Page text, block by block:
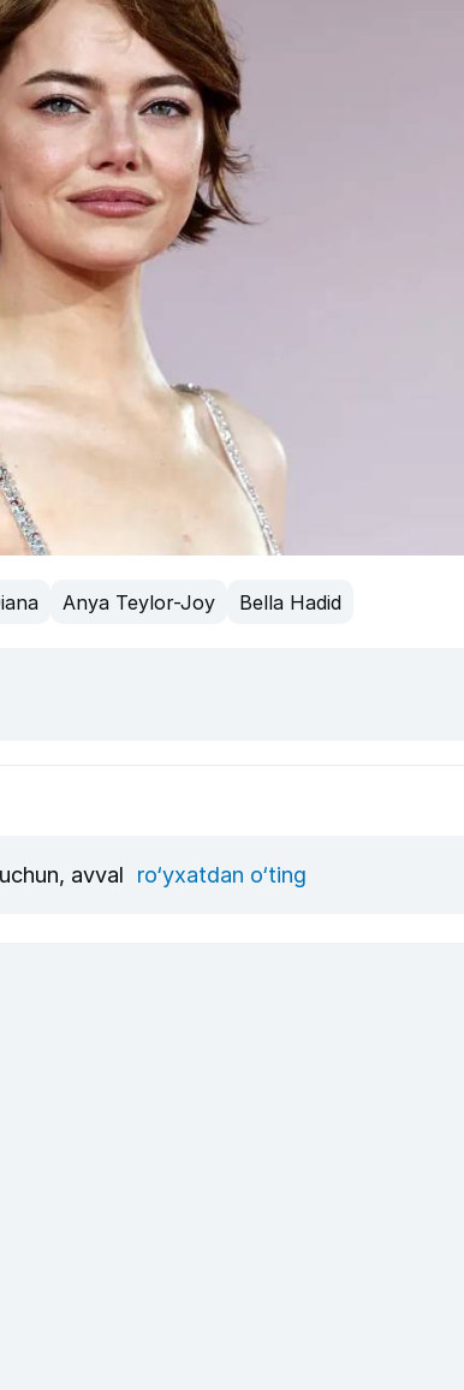
Anya Teylor-Joy Bella Hadid
avval ro‘yxatdan o‘ting